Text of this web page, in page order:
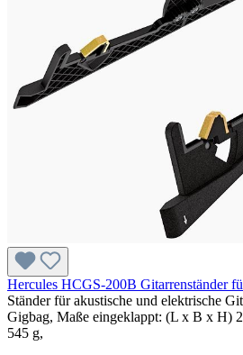
Hercules HCGS-200B Gitarrenständer
Ständer für akustische und elektrische
Gigbag, Maße eingeklappt: (L x B x H)
545 g,